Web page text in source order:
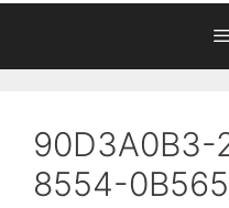
90D3A0B3-
8554-